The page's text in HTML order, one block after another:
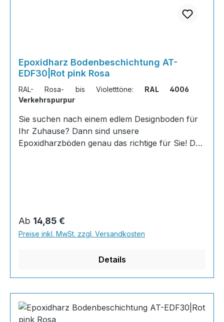
Epoxidharz Bodenbeschichtung AT-
EDF30|Rot pink Rosa
RAL- Rosa- bis Violetttöne: RAL 4006
Verkehrspurpur
Sie suchen nach einem edlem Designboden für
Ihr Zuhause? Dann sind unsere
Epoxidharzböden genau das richtige für Sie! Der
Farbkombinationen sind möglich. Von edlen
Naturtönen bis knallig-bunt ist alles möglich!
Wenn Sie eine farbige Bodenbeschichtung
Regulärer Preis:
Ab 14,85 €
Preise inkl. MwSt. zzgl. Versandkosten
Details